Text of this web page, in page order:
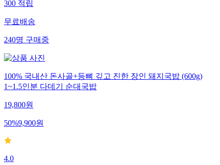
300적립
무료배송
240명구매중
100% 국내산 돈사골+등뼈 깊고 진한 장인 돼지국밥 (600g)
1~1.5인분 다데기 순대국밥
19,800원
50%9,900원
4.0